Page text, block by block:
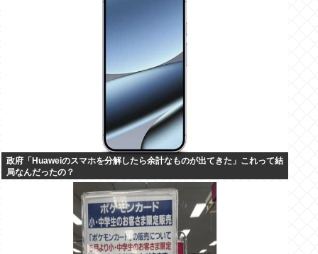
政府「Huaweiのスマホを分解したら余計なものが出てきた」これって結
局なんだったの？